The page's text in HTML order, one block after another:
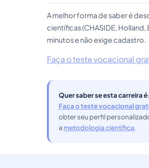
A melhor forma de saber é
científicas (CHASIDE, Holland,
minutos e não exige cadastro.
Faça o teste vocacional
Quer saber se esta carreira
Faça o teste vocacional
obter seu perfil
a metodologia científica.